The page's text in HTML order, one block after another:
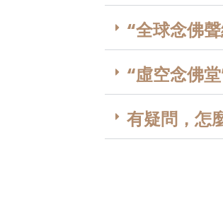
“全球念佛
“虛空念佛
有疑問，怎